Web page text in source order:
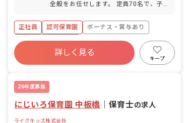
全般をお任せします。 定員70名で、子
当園では、働きやすさと保育の質を大切
にしています。 ・複数担任制を採用して
います。 ・書類はICT化されており、持
ち帰り業務はありません。 ・有給休暇取
得率はほぼ100%です。 ・毎年昇給があ
～5歳児
正社員 認可保育園
ボーナス・賞与あり
年間休日120日以上
寮・住宅・家賃補助あり
社会保険完備
昇給昇進あり
詳しく見る
キープ
26年度募集
にじいろ保育園 中板橋 保育士の求人
ライクキッズ株式会社